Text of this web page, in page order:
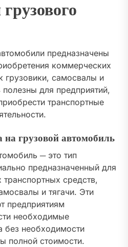
предназначены
коммерческих
грузовики, самосвалы и
для предприятий,
транспортные
на грузовой автомобиль
─ это тип
предназначенный для
средств,
и тягачи. Эти
предприятиям
необходимые
без необходимости
полной стоимости.